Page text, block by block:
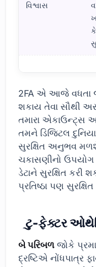
વિશ્વાસ
2FA એ આજે વધતા
શકાય તેવા સૌથી
તમારા એકાઉન્ટ્સ
તમને ડિજિટલ
સુરક્ષિત અનુભવ
ચકાસણીનો ઉપયોગ
ડેટાને સુરક્ષિત કરી
પ્રતિષ્ઠા પણ
ટુ-ફેક્ટર
બે પરિબળ જોકે
દ્રષ્ટિએ નોંધપાત્ર